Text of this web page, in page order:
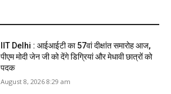
IIT Delhi : आईआईटी का 57वां दीक्षांत समारोह आज,
पीएम मोदी जेन जी को देंगे डिग्रियां और मेधावी छात्रों को
पदक
August 8, 2026 8:29 am